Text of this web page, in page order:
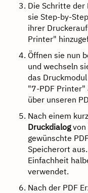
Die Schritte
sie Step-by-
ihrer
Printer"
Öffnen sie nun
und wechseln
das
"7-PDF Printer"
über unseren
Nach einem
Druckdialogvon
gewünschte
Speicherort
Einfachheit
verwendet.
Nach der PDF